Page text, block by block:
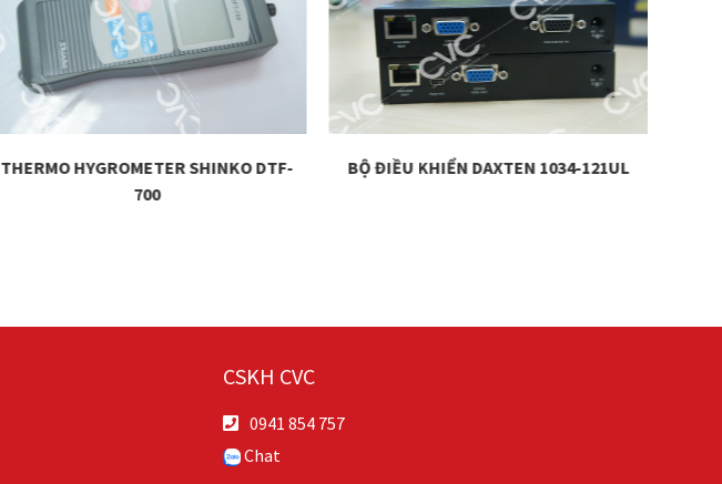
THERMO HYGROMETER SHINKO DTF-
700
BỘ ĐIỀU KHIỂN DAXTEN 1034-121UL
CSKH CVC
0941 854 757
Chat